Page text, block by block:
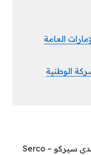
العامة
الوطنية
للتقديم على وظائف الإمارات اليوم لدى سيركو – Serco